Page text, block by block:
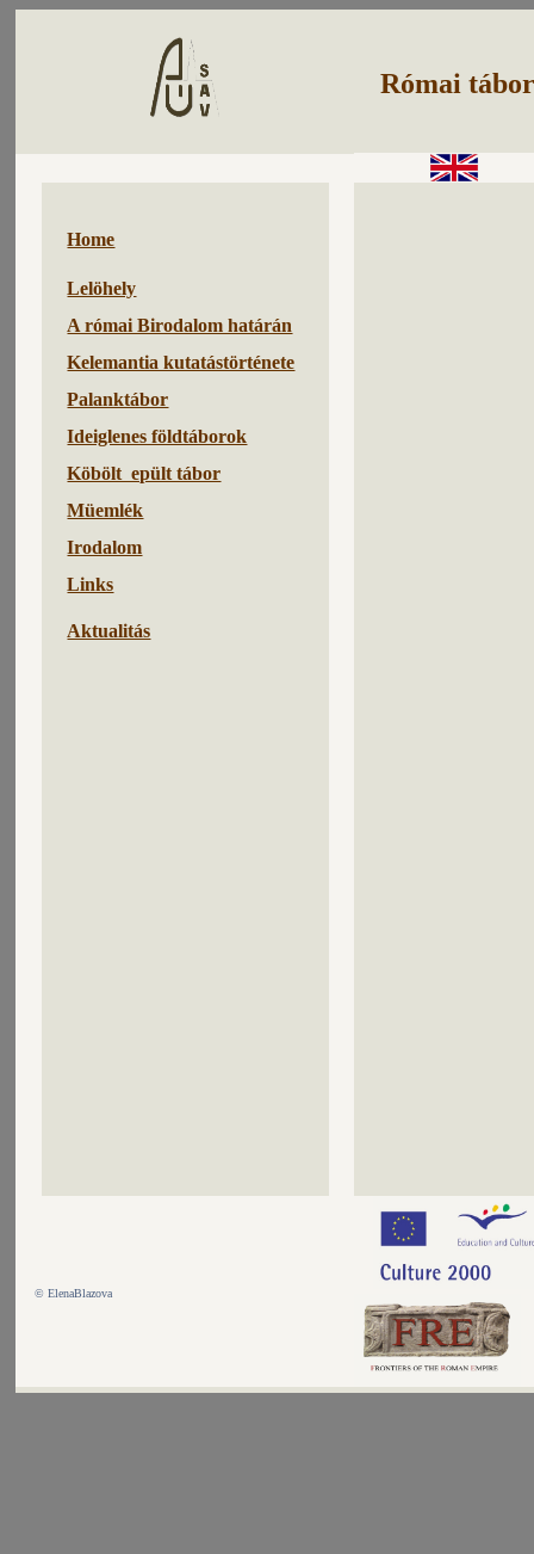
Római
Home
Lelöhely
A római Birodalom határán
Kelemantia kutatástörténete
Palanktábor
Ideiglenes földtáborok
Köbölt epült tábor
Müemlék
Irodalom
Links
Aktualitás
© ElenaBlazova